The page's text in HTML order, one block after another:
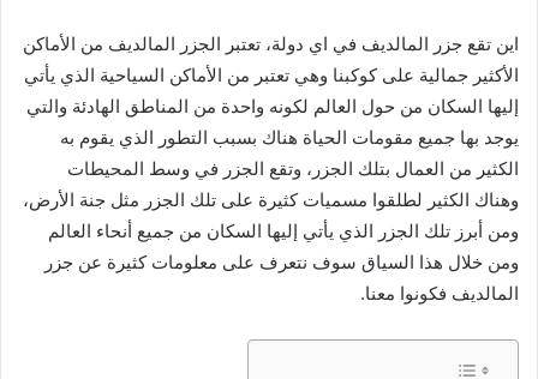
اين تقع جزر المالديف في اي دولة، تعتبر الجزر المالديف من الأماكن
الأكثير جمالية على كوكبنا وهي تعتبر من الأماكن السياحية الذي يأتي
إليها السكان من حول العالم لكونه واحدة من المناطق الهادئة والتي
يوجد بها جميع مقومات الحياة هناك بسبب التطور الذي يقوم به
الكثير من العمال بتلك الجزر، وتقع الجزر في وسط المحيطات
وهناك الكثير لطلقوا مسميات كثيرة على تلك الجزر مثل جنة الأرض،
ومن أبرز تلك الجزر الذي يأتي إليها السكان من جميع أنحاء العالم
ومن خلال هذا السياق سوف نتعرف على معلومات كثيرة عن جزر
المالديف فكونوا معنا.